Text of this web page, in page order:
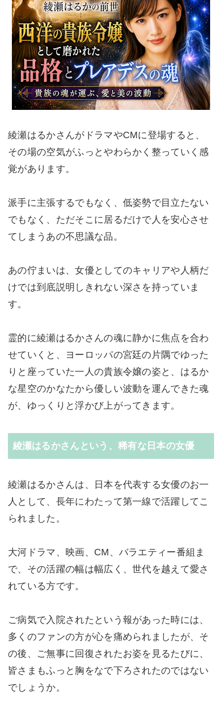
綾瀬はるかさんがドラマやCMに登場すると、
その場の空気がふっとやわらかく整っていく感
覚があります。
派手に主張するでもなく、低姿勢で目立たない
でもなく、ただそこに居るだけで人を安心させ
てしまうあの不思議な品。
あの佇まいは、女優としてのキャリアや人柄だ
けでは到底説明しきれない深さを持っていま
す。
霊的に綾瀬はるかさんの魂に静かに焦点を合わ
せていくと、ヨーロッパの宮廷の片隅でゆった
りと座っていた一人の貴族令嬢の姿と、はるか
な星空のかなたから優しい波動を運んできた魂
が、ゆっくりと浮かび上がってきます。
綾瀬はるかさんという、稀有な日本の女優
綾瀬はるかさんは、日本を代表する女優のお一
人として、長年にわたって第一線で活躍してこ
られました。
大河ドラマ、映画、CM、バラエティー番組ま
で、その活躍の幅は幅広く、世代を越えて愛さ
れている方です。
ご病気で入院されたという報があった時には、
多くのファンの方が心を痛められましたが、そ
の後、ご無事に回復されたお姿を見るたびに、
皆さまもふっと胸をなで下ろされたのではない
でしょうか。